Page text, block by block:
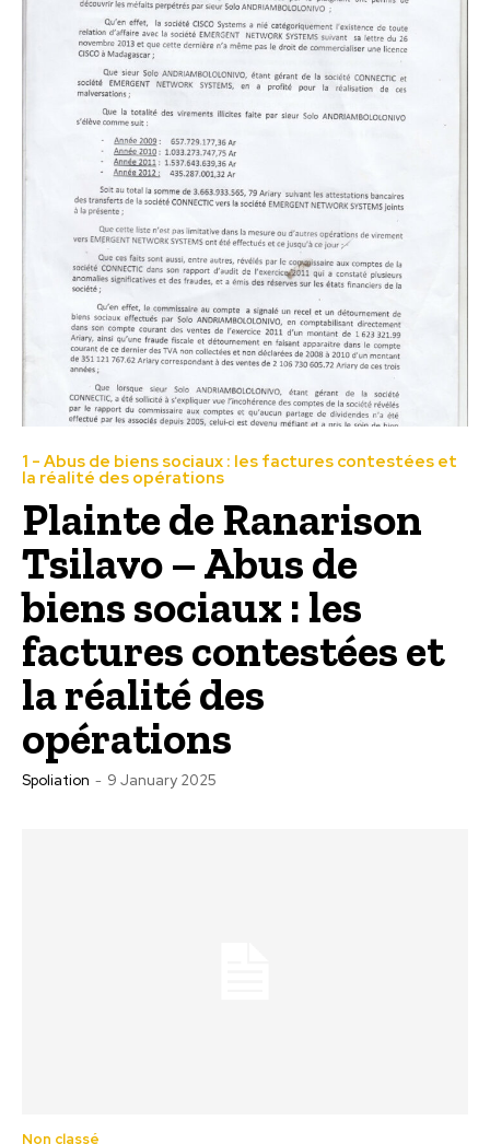
1 - Abus de biens sociaux : les factures contestées et
la réalité des opérations
Plainte de Ranarison
Tsilavo – Abus de
biens sociaux : les
factures contestées et
la réalité des
opérations
Spoliation - 9 January 2025
Non classé